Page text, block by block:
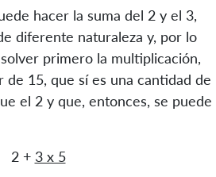
hacer la suma del 2 y el 3,
diferente naturaleza y, por lo
primero la multiplicación,
de 15, que sí es una cantidad de
el 2 y que, entonces, se puede
2 + 3 x 5